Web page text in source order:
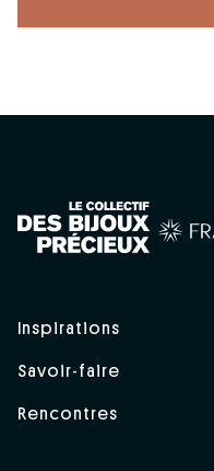
Inspirations
Savoir-faire
Rencontres